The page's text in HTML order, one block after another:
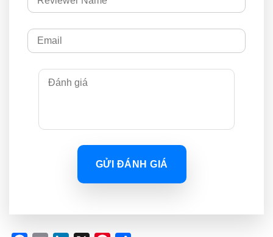
GỬI ĐÁNH GIÁ